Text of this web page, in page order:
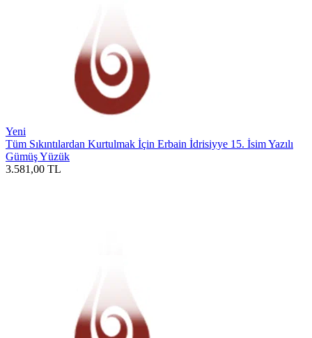
Yeni
Tüm Sıkıntılardan Kurtulmak İçin Erbain İdrisiyye 15. İsim Yazılı
Gümüş Yüzük
3.581,00 TL